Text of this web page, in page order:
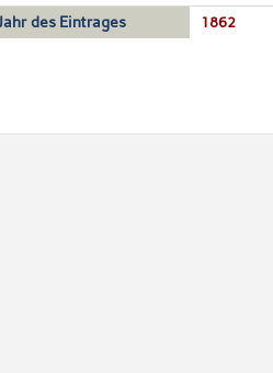
des Eintrages 1862